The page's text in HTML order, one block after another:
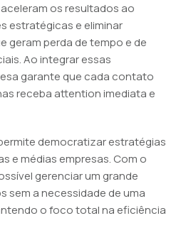
os resultados ao
estratégicas e eliminar
geram perda de tempo e de
Ao integrar essas
garante que cada contato
receba attention imediata e
democratizar estratégias
e médias empresas. Com o
gerenciar um grande
sem a necessidade de uma
o foco total na eficiência